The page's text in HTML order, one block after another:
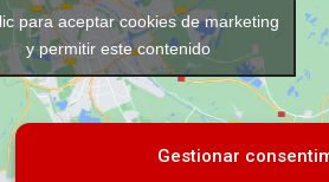
Gestionar
para aceptar cookies de marketing
y permitir este contenido